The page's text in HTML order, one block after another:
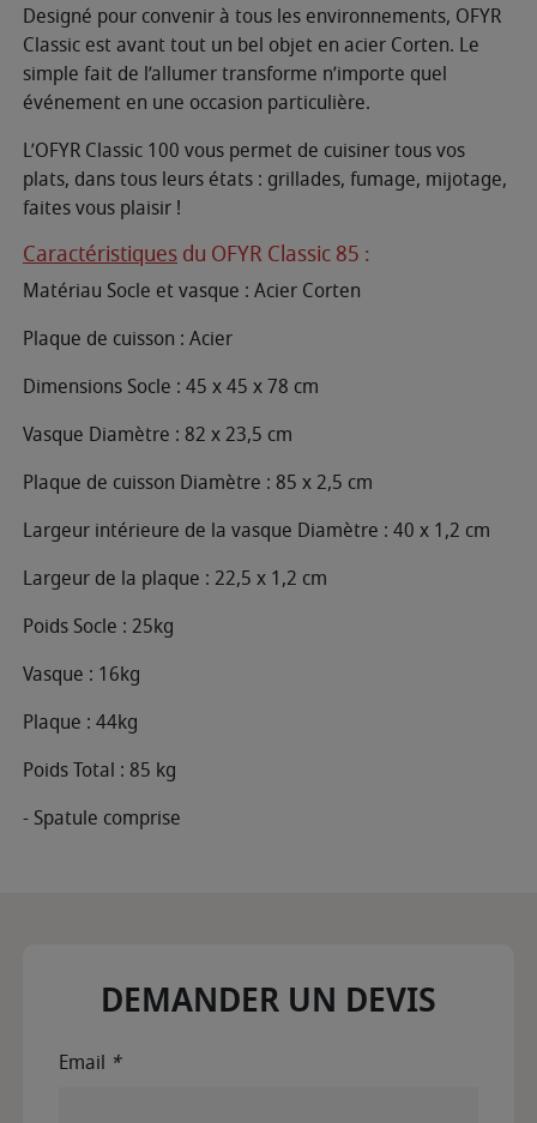
Designé pour convenir à tous les environnements, OFYR
Classic est avant tout un bel objet en acier Corten. Le
simple fait de l’allumer transforme n’importe quel
événement en une occasion particulière.
L’OFYR Classic 100 vous permet de cuisiner tous vos
plats, dans tous leurs états : grillades, fumage, mijotage,
faites vous plaisir !
Caractéristiquesdu OFYR Classic 85 :
Matériau Socle et vasque : Acier Corten
Plaque de cuisson : Acier
Dimensions Socle : 45 x 45 x 78 cm
Vasque Diamètre : 82 x 23,5 cm
Plaque de cuisson Diamètre : 85 x 2,5 cm
Largeur intérieure de la vasque Diamètre : 40 x 1,2 cm
Largeur de la plaque : 22,5 x 1,2 cm
Poids Socle : 25kg
Vasque : 16kg
Plaque : 44kg
Poids Total : 85 kg
- Spatule comprise
DEMANDER UN DEVIS
Email *